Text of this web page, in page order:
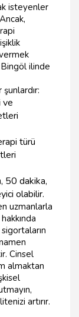
isteyenler
ilinde
ve
türü
50 dakika,
olabilir.
uzmanlarla
Cinsel
almaktan
artırır.